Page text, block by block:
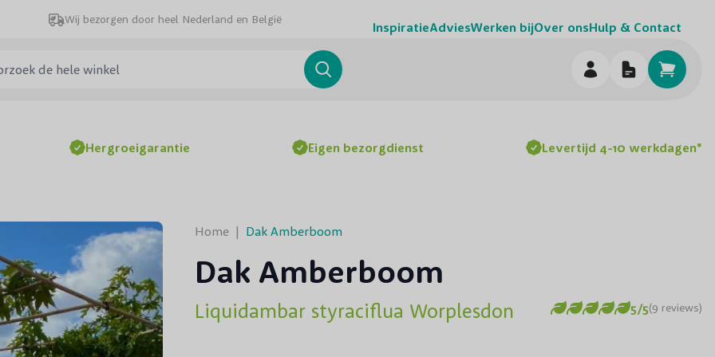
Wij bezorgen door heel Nederland en België InspiratieAdviesWerken bijOver onsHulp & Contact
Search
Hergroeigarantie Eigen bezorgdienst Levertijd 4-10 werkdagen*
Home | Dak Amberboom
Dak Amberboom
Liquidambar styraciflua Worplesdon 5/5(9 reviews)